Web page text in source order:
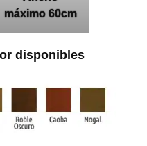
máximo 60cm
disponibles